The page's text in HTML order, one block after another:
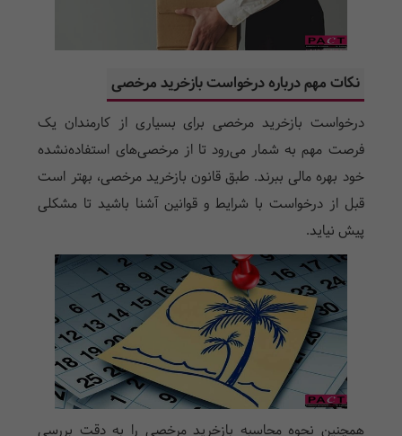
نکات مهم درباره درخواست بازخرید مرخصی
درخواست بازخرید مرخصی برای بسیاری از کارمندان یک
فرصت مهم به شمار می‌رود تا از مرخصی‌های استفاده‌نشده
خود بهره مالی ببرند. طبق قانون بازخرید مرخصی، بهتر است
قبل از درخواست با شرایط و قوانین آشنا باشید تا مشکلی
پیش نیاید.
همچنین نحوه محاسبه بازخرید مرخصی را به دقت بررسی